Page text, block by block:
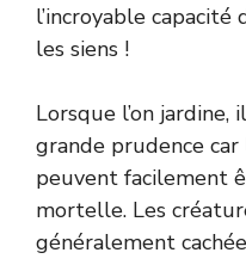
l’incroyable
les siens !
Lorsque l’on
grande prudence car
peuvent facilement
mortelle. Les
généralement